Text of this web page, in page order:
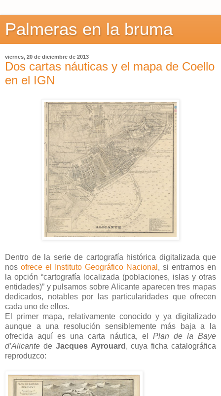
Palmeras en la bruma
viernes, 20 de diciembre de 2013
Dos cartas náuticas y el mapa de Coello
en el IGN
Dentro de la serie de cartografía histórica digitalizada que
nos ofrece el Instituto Geográfico Nacional , si entramos en
la opción “cartografía localizada (poblaciones, islas y otras
entidades)” y pulsamos sobre Alicante aparecen tres mapas
dedicados, notables por las particularidades que ofrecen
cada uno de ellos.
El primer mapa, relativamente conocido y ya digitalizado
aunque a una resolución sensiblemente más baja a la
ofrecida aquí es una carta náutica, el Plan de la Baye
d’Alicante de Jacques Ayrouard , cuya ficha catalográfica
reproduzco: